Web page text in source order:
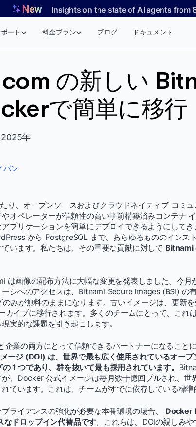
Insights on the state of AI agents from
ート 料金プラン ブログ ドキュメント
の新しい
で簡単に移行
年
バン
り、オープンソースおよびクラウドネイティブ コミ
オペレーターが信頼性の高い事前構築済みコンテナ
プリケーションを簡単にデプロイできるようにして
から PostgreSQL まで、あらゆるもののインス
います。私たちは、その重要な貢献に対して Bitnami
は画像の配布方法に大幅な変更を発表しました。今月
ージへのアクセスは、Bitnami Secure Images (BSI) の
みが無料のままになります。古いイメージは、更新
カイブに移行されます。多くのチームにとって、これ
実的な課題を引き起こします。
企業の両方にとって信頼できるパートナーになること
ージ (DOI) は、世界で最も広く使用されているオープ
1 つであり、群を抜いて最も採用されています。
、Docker 公式イメージは毎月数十億回プルされ、世
ています。これは、チームがすでに依存している標準
ライアンスの強化が必要な本番環境の場合、 Docker
なドロップイン代替品です。これらは、DOIの親しみ